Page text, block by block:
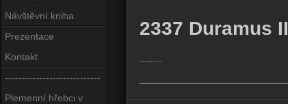
Návštěvní kniha
Prezentace
Kontakt
----------------------------
Plemenní hřebci v
2337 Duramus II